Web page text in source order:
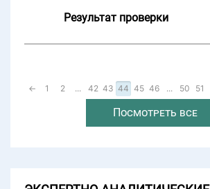
Результат проверки
← 1 2 ... 42 43 44 45 46 ... 50 51
Посмотреть все